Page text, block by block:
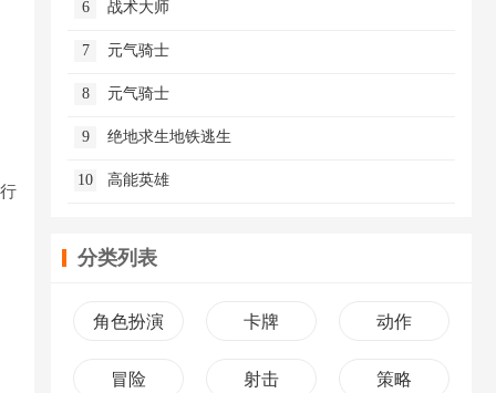
6 战术大师
7 元气骑士
8 元气骑士
9 绝地求生地铁逃生
10 高能英雄
分类列表
角色扮演 卡牌 动作
冒险 射击 策略